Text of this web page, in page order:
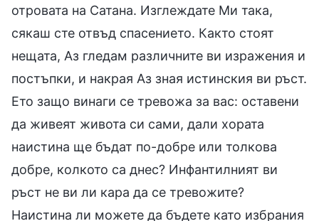
отровата на Сатана. Изглеждате Ми така,
сякаш сте отвъд спасението. Както стоят
нещата, Аз гледам различните ви изражения и
постъпки, и накрая Аз зная истинския ви ръст.
Ето защо винаги се тревожа за вас: oставени
да живеят живота си сами, дали хората
наистина ще бъдат по-добре или толкова
добре, колкото са днес? Инфантилният ви
ръст не ви ли кара да се тревожите?
Наистина ли можете да бъдете като избрания